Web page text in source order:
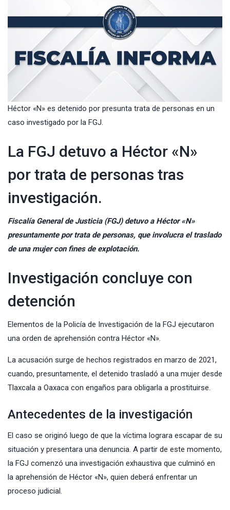
Héctor «N» es detenido por presunta trata de personas en un
caso investigado por la FGJ.
La FGJ detuvo a Héctor «N»
por trata de personas tras
investigación.
Fiscalía General de Justicia(FGJ) detuvo a Héctor «N»
presuntamente por trata de personas, que involucra el traslado
de una mujer con fines de explotación.
Investigación concluye con
detención
Elementos de la Policía de Investigación de la FGJ ejecutaron
una orden de aprehensión contra Héctor «N».
La acusación surge de hechos registrados en marzo de 2021,
cuando, presuntamente, el detenido trasladó a una mujer desde
Tlaxcala a Oaxaca con engaños para obligarla a prostituirse.
Antecedentes de la investigación
El caso se originó luego de que la víctima lograra escapar de su
situación y presentara una denuncia. A partir de este momento,
la FGJ comenzó una investigación exhaustiva que culminó en
la aprehensión de Héctor «N», quien deberá enfrentar un
proceso judicial.